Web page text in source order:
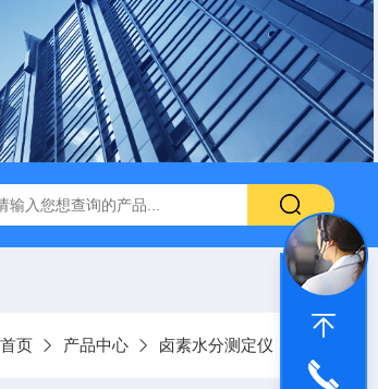
高低温交变试验箱daohan冷热交变测试箱
首页 产品中心 卤素水分测定仪